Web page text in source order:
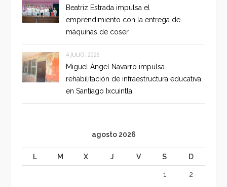
Beatriz Estrada impulsa el
emprendimiento con la entrega de
máquinas de coser
4 JULIO, 2026
Miguel Ángel Navarro impulsa
rehabilitación de infraestructura educativa
en Santiago Ixcuintla
agosto 2026
L M X J V S D
1 2